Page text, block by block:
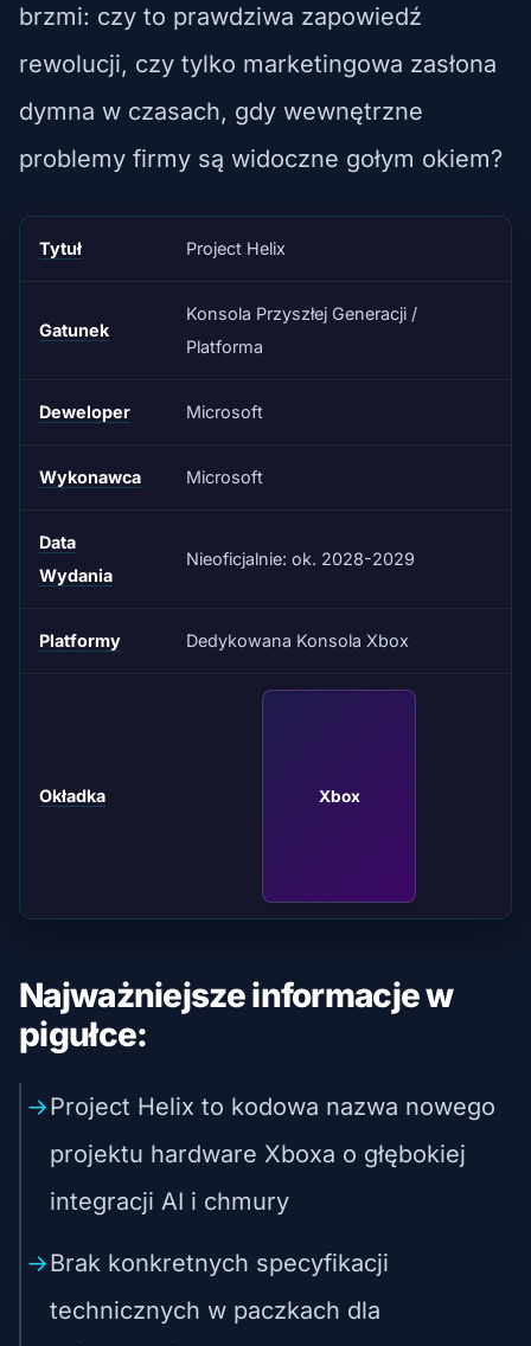
brzmi: czy to prawdziwa zapowiedź
rewolucji, czy tylko marketingowa zasłona
dymna w czasach, gdy wewnętrzne
problemy firmy są widoczne gołym okiem?
Tytuł Project Helix
Gatunek
Konsola Przyszłej Generacji /
Platforma
Deweloper Microsoft
Wykonawca Microsoft
Data
Wydania
Nieoficjalnie: ok. 2028-2029
Platformy Dedykowana Konsola Xbox
Okładka Xbox
Najważniejsze informacje w
pigułce:
Project Helix to kodowa nazwa nowego
projektu hardware Xboxa o głębokiej
integracji AI i chmury
Brak konkretnych specyfikacji
technicznych w paczkach dla